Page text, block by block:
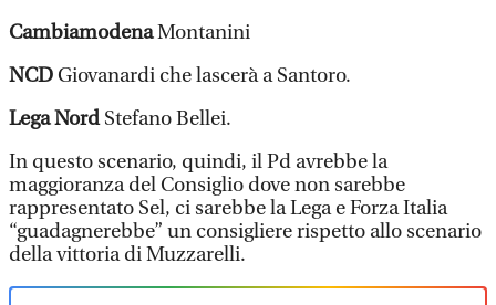
CambiamodenaMontanini
NCDGiovanardi che lascerà a Santoro.
Lega NordStefano Bellei.
In questo scenario, quindi, il Pd avrebbe la
maggioranza del Consiglio dove non sarebbe
rappresentato Sel, ci sarebbe la Lega e Forza Italia
“guadagnerebbe” un consigliere rispetto allo scenario
della vittoria di Muzzarelli.